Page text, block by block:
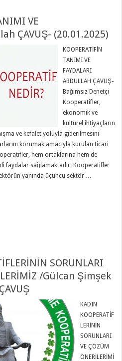
VE
ÇAVUŞ- (20.01.2025)
KOOPERATİFİN
TANIMI VE
FAYDALARI
ABDULLAH ÇAVUŞ-
Bağımsız Denetçi
Kooperatifler,
ekonomik ve
kültürel ihtiyaçların
ve kefalet yoluyla giderilmesini
korumak amacıyla kurulan ticari
hem ortaklarına hem de
faydalar sağlamaktadır. Kooperatifler
yanında üçüncü sektör …
SORUNLARI
/Gülcan Şimşek
KADIN
KOOPERATİF
LERİNİN
SORUNLARI
VE ÇÖZÜM
ÖNERİLERİMİ